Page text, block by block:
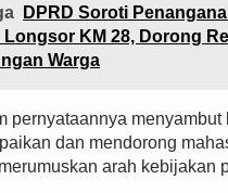
DPRD Soroti
Longsor KM 28, Dorong
Warga
pernyataannya menyambut
dan mendorong
arah kebijakan